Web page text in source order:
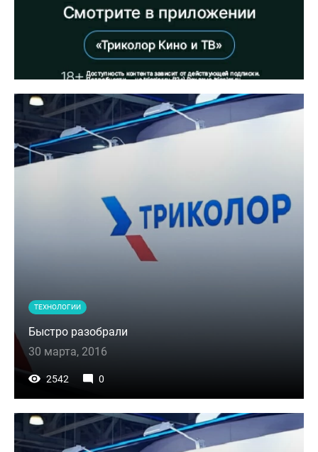
ТЕХНОЛОГИИ
Быстро разобрали
30 марта, 2016
2542 0